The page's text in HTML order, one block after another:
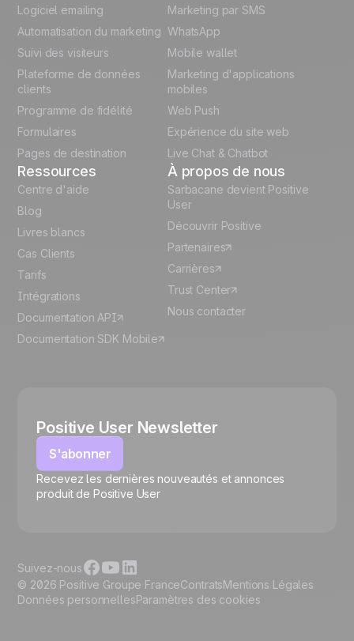
🍪
Gérer les cookies
German
Italian
Logiciel emailing
Automatisation du marketing
Suivi des visiteurs
Plateforme de données
clients
Programme de fidélité
Formulaires
Pages de destination
Marketing par SMS
WhatsApp
Mobile wallet
Marketing d'applications
mobiles
Web Push
Expérience du site web
Live Chat & Chatbot
Ressources
Centre d'aide
Blog
Livres blancs
Cas Clients
Tarifs
Intégrations
Documentation API
Documentation SDK Mobile
À propos de nous
Sarbacane devient Positive
User
Découvrir Positive
Partenaires
Carrières
Trust Center
Nous contacter
Positive User Newsletter
S'abonner
Recevez les dernières nouveautés et annonces
produit de Positive User
© 2026 Positive Groupe FranceContratsMentions Légales
Données personnellesParamètres des cookies
Suivez-nous